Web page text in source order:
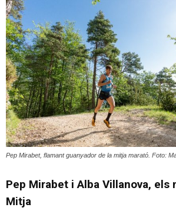
Pep Mirabet, flamant guanyador de la mitja marató. Foto:
Pep Mirabet i Alba Villanova, els
Mitja